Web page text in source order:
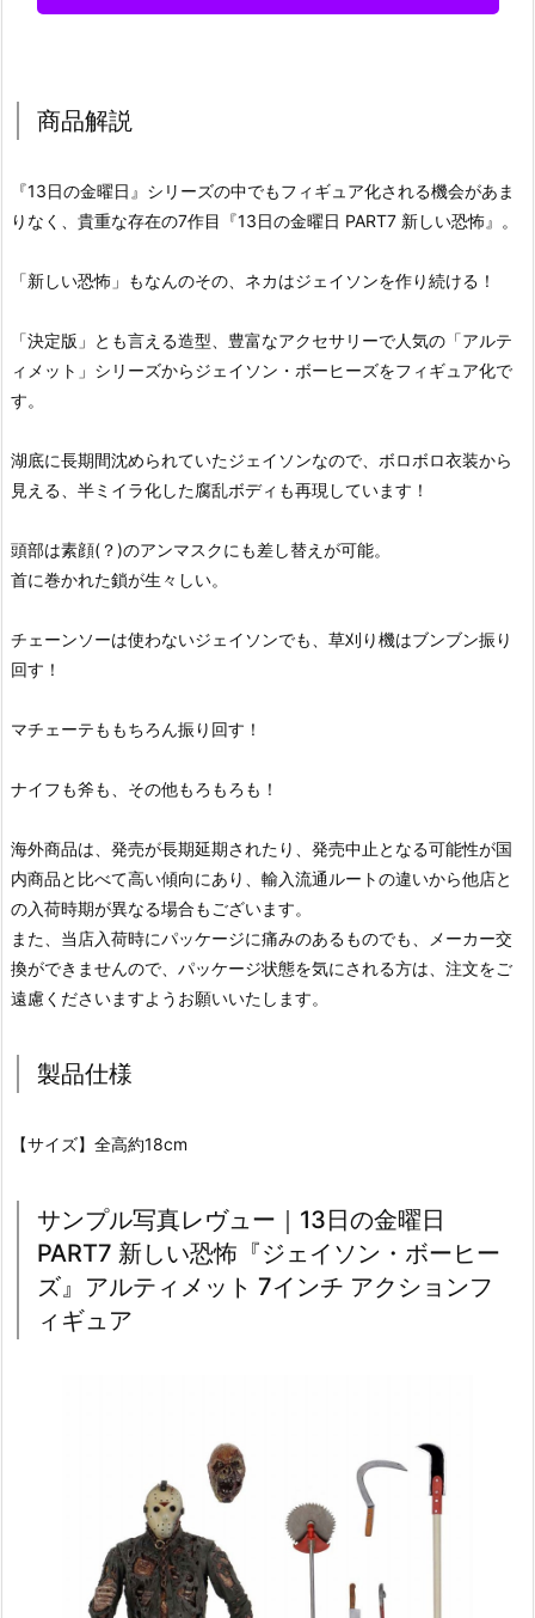
商品解説
『13日の金曜日』シリーズの中でもフィギュア化される機会があま
りなく、貴重な存在の7作目『13日の金曜日 PART7 新しい恐怖』。
「新しい恐怖」もなんのその、ネカはジェイソンを作り続ける！
「決定版」とも言える造型、豊富なアクセサリーで人気の「アルテ
ィメット」シリーズからジェイソン・ボーヒーズをフィギュア化で
す。
湖底に長期間沈められていたジェイソンなので、ボロボロ衣装から
見える、半ミイラ化した腐乱ボディも再現しています！
頭部は素顔(？)のアンマスクにも差し替えが可能。
首に巻かれた鎖が生々しい。
チェーンソーは使わないジェイソンでも、草刈り機はブンブン振り
回す！
マチェーテももちろん振り回す！
ナイフも斧も、その他もろもろも！
海外商品は、発売が長期延期されたり、発売中止となる可能性が国
内商品と比べて高い傾向にあり、輸入流通ルートの違いから他店と
の入荷時期が異なる場合もございます。
また、当店入荷時にパッケージに痛みのあるものでも、メーカー交
換ができませんので、パッケージ状態を気にされる方は、注文をご
遠慮くださいますようお願いいたします。
製品仕様
【サイズ】全高約18cm
サンプル写真レヴュー｜13日の金曜日
PART7 新しい恐怖『ジェイソン・ボーヒー
ズ』アルティメット 7インチ アクションフ
ィギュア